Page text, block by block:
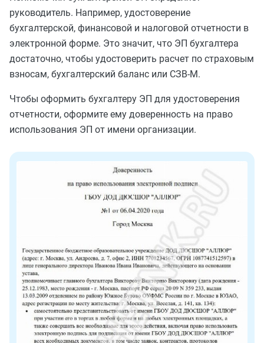
руководитель. Например, удостоверение
бухгалтерской, финансовой и налоговой отчетности в
электронной форме. Это значит, что ЭП бухгалтера
достаточно, чтобы удостоверить расчет по страховым
взносам, бухгалтерский баланс или СЗВ-М.
Чтобы оформить бухгалтеру ЭП для удостоверения
отчетности, оформите ему доверенность на право
использования ЭП от имени организации.